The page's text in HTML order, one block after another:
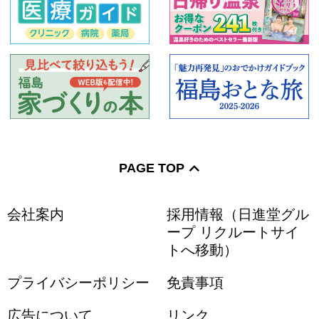
PAGE TOP
会社案内
採用情報（日進堂グル
ープ リクルートサイ
トへ移動）
プライバシーポリシー 免責事項
広告について リンク